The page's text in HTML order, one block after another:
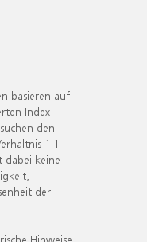
basieren auf
Index-
den
1:1
dabei keine
der